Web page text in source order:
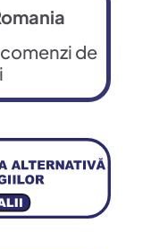
de